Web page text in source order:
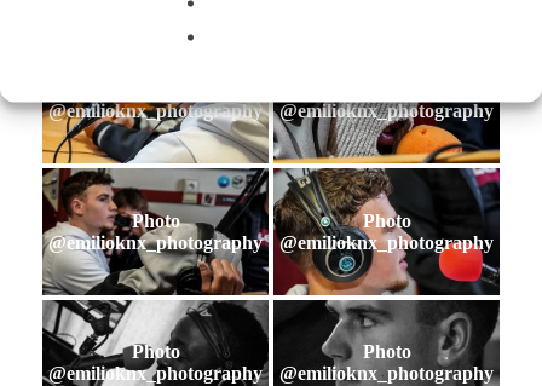
@emilioknx_photography
@emilioknx_photography
Photo
@emilioknx_photography
Photo
@emilioknx_photography
Photo
@emilioknx_photography
Photo
@emilioknx_photography